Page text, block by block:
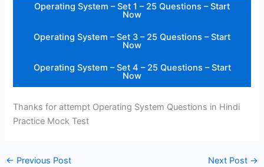
Operating System – Set 1 – 25 Questions – Start
Now
Operating System – Set 3 – 25 Questions – Start
Now
Operating System – Set 4 – 25 Questions – Start
Now
Thanks for attempt Operating System Questions in Hindi
Practice Mock Test
← Previous Post Next Post →